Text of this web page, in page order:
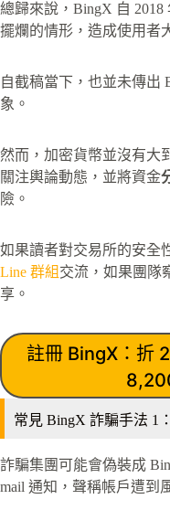
總歸來說，BingX 自
擺爛的情形，造成使用者
自截稿當下，也並未傳出
象。
然而，加密貨幣並沒有大
關注輿論動態，並將資金
險。
如果讀者對交易所的安全
Line 群組交流，如果團隊
享。
註冊 BingX：折
常見 BingX 詐騙手法 1
詐騙集團可能會偽裝成
mail 通知，聲稱帳戶遭到